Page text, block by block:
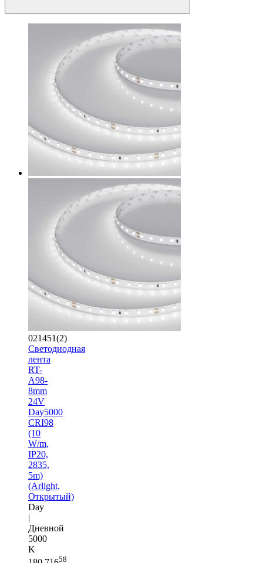
021451(2)
Светодиодная
лента
RT-
A98-
8mm
24V
Day5000
CRI98
(10
W/m,
IP20,
2835,
5m)
(Arlight,
Открытый)
Day
|
Дневной
5000
K
58